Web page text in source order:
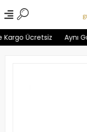
Ücretsiz Aynı